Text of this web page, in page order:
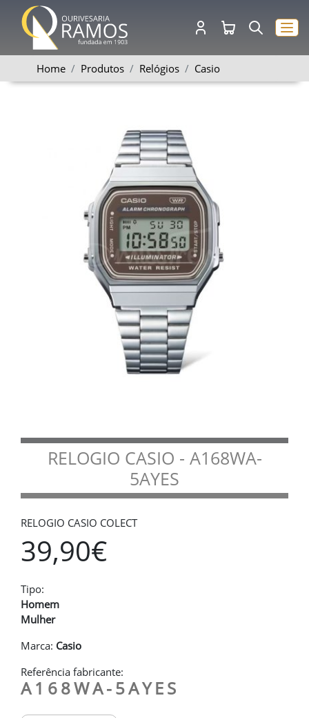
Home Produtos Relógios Casio
RELOGIO CASIO - A168WA-
5AYES
RELOGIO CASIO COLECT
39,90€
Tipo:
Homem
Mulher
Marca: Casio
Referência fabricante:
A168WA-5AYES